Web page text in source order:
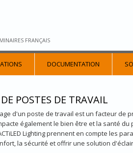
FRANÇAIS
DOCUMENTATION
POSTES DE TRAVAIL
d'un poste de travail est un facteur de
également le bien être et la santé du
Lighting prennent en compte les
la sécurité et offrir une solution